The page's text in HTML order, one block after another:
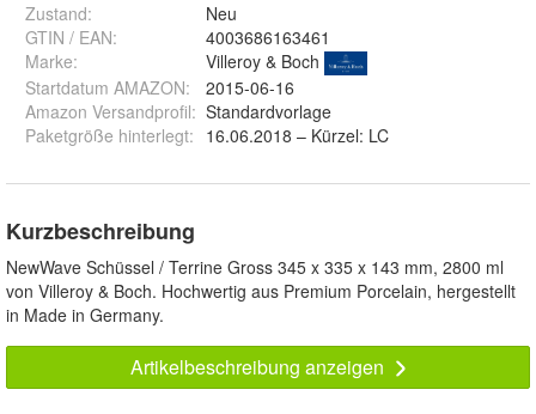
Zustand:
Neu
GTIN / EAN:
4003686163461
Marke:
Villeroy & Boch
Startdatum AMAZON:
2015-06-16
Amazon Versandprofil: Standardvorlage
Paketgröße hinterlegt: 16.06.2018 – Kürzel: LC
Kurzbeschreibung
NewWave Schüssel / Terrine Gross 345 x 335 x 143 mm, 2800 ml
von Villeroy & Boch. Hochwertig aus Premium Porcelain, hergestellt
in Made in Germany.
Artikelbeschreibung anzeigen